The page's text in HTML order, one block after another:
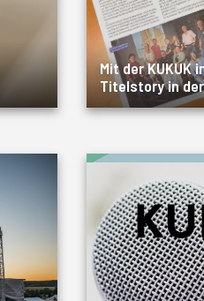
Mit der KUKUK
Titelstory in der